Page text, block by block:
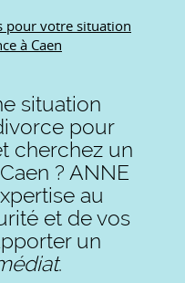
pour votre situation
à Caen
situation
pour
cherchez un
? ANNE
au
et de vos
un
.